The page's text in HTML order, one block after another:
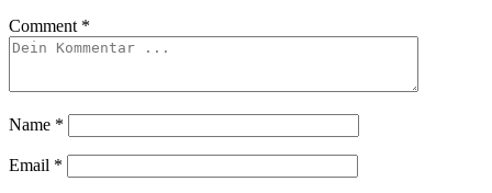
Comment *
Name *
Email *